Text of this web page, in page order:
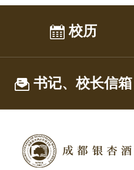
校历
书记、校长信箱